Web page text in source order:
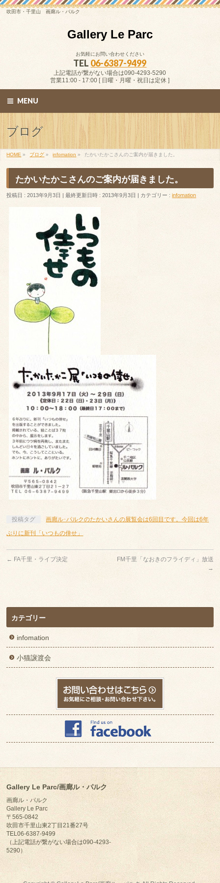
吹田市・千里山 画廊ル・パルク
Gallery Le Parc
お気軽にお問い合わせください
TEL 06-6387-9499
上記電話が繋がない場合は090-4293-5290
営業11:00 - 17:00 [ 日曜・月曜・祝日は定休 ]
MENU
ブログ
HOME » ブログ » infomation » たかいたかこさんのご案内が届きました。
たかいたかこさんのご案内が届きました。
投稿日 : 2013年9月3日 最終更新日時 : 2013年9月3日 カテゴリー :infomation
投稿タグ
画廊ル･パルクのたかいさんの展覧会は6回目です。今回は6年
ぶりに新刊「いつもの倖せ」
← FA千里・ライブ決定
FM千里「なおきのフライディ」放送
→
カテゴリー
infomation
小猫譲渡会
Gallery Le Parc/画廊ル・パルク
画廊ル・パルク
Gallery Le Parc
〒565-0842
吹田市千里山東2丁目21番27号
TEL06-6387-9499
（上記電話が繋がない場合は090-4293-
5290）